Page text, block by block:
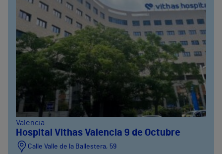
Valencia
Hospital Vithas Valencia 9 de Octubre
Calle Valle de la Ballestera, 59